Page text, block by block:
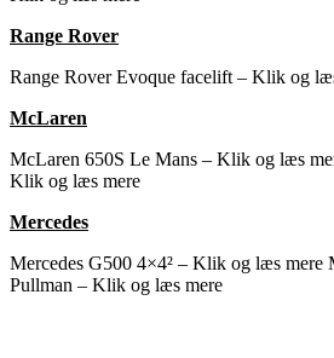
Range Rover
Range Rover Evoque facelift – Klik og
McLaren
McLaren 650S Le Mans – Klik og læs
Klik og læs mere
Mercedes
Mercedes G500 4×4² – Klik og læs mere
Pullman – Klik og læs mere